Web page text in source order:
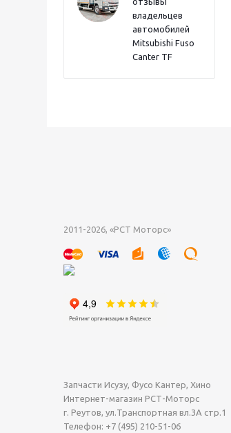
владельцев
автомобилей
Mitsubishi Fuso
Canter TF
2011-2026, «РСТ Моторс»
Запчасти Исузу, Фусо Кантер, Хино
Интернет-магазин РСТ-Моторс
г. Реутов, ул.Транспортная вл.3А стр.1
Телефон: +7 (495) 210-51-06